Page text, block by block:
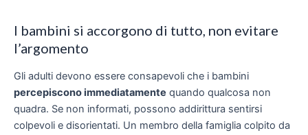
I bambini si accorgono di tutto, non evitare
l’argomento
Gli adulti devono essere consapevoli che i bambini
percepiscono immediatamente quando qualcosa non
quadra. Se non informati, possono addirittura sentirsi
colpevoli e disorientati. Un membro della famiglia colpito da